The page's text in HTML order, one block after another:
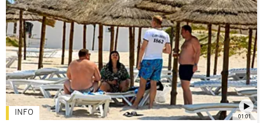
01:01
INFO